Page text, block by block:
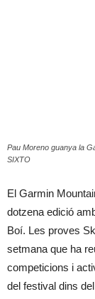
Pau Moreno guanya la
SIXTO
El Garmin
dotzena edició
Boí. Les proves
setmana que ha
competicions i
del festival dins